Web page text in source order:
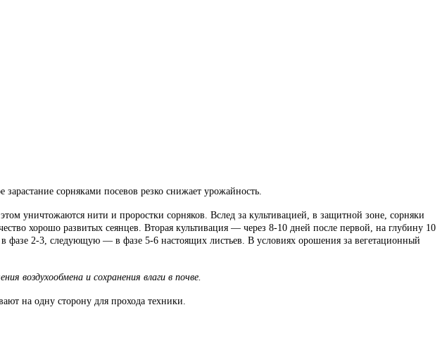
сорняками посевов резко снижает урожайность.
уничтожаются нити и проростки сорняков. Вслед за культивацией, в защитной зоне, сорняки
хорошо развитых сеянцев. Вторая культивация — через 8-10 дней после первой, на глубину 10
2-3, следующую — в фазе 5-6 настоящих листьев. В условиях орошения за вегетационный
воздухообмена и сохранения влаги в почве.
на одну сторону для прохода техники.